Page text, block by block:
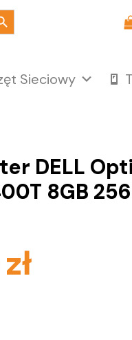
Button
Sieciowy
DELL
8GB
zł